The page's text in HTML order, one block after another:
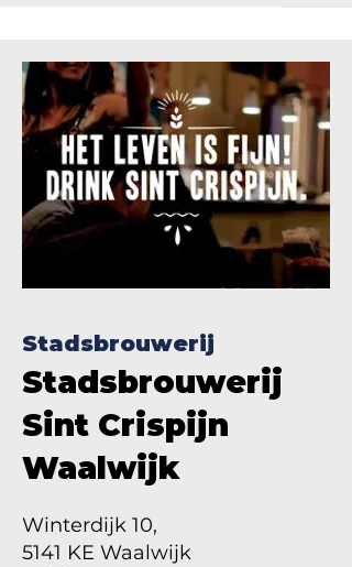
Stadsbrouwerij
Stadsbrouwerij
Sint Crispijn
Waalwijk
Winterdijk 10,
5141 KE Waalwijk